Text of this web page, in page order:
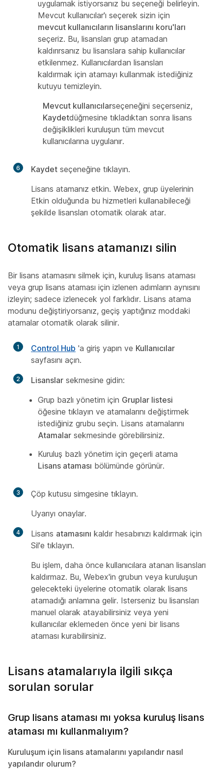
uygulamak istiyorsanız bu seçeneği belirleyin.
Mevcut kullanıcılar'ı seçerek sizin için
mevcut kullanıcıların lisanslarını koru'ları
seçeriz. Bu, lisansları grup atamadan
kaldırırsanız bu lisanslara sahip kullanıcılar
etkilenmez. Kullanıcılardan lisansları
kaldırmak için atamayı kullanmak istediğiniz
kutuyu temizleyin.
Mevcut kullanıcılarseçeneğini seçerseniz,
Kaydetdüğmesine tıkladıktan sonra lisans
değişiklikleri kuruluşun tüm mevcut
kullanıcılarına uygulanır.
6 Kaydet seçeneğine tıklayın.
Lisans atamanız etkin. Webex, grup üyelerinin
Etkin olduğunda bu hizmetleri kullanabileceği
şekilde lisansları otomatik olarak atar.
Otomatik lisans atamanızı silin
Bir lisans atamasını silmek için, kuruluş lisans ataması
veya grup lisans ataması için izlenen adımların aynısını
izleyin; sadece izlenecek yol farklıdır. Lisans atama
modunu değiştiriyorsanız, geçiş yaptığınız moddaki
atamalar otomatik olarak silinir.
1 Control Hub 'a giriş yapın ve Kullanıcılar
sayfasını açın.
2 Lisanslar sekmesine gidin:
Grup bazlı yönetim için Gruplar listesi
öğesine tıklayın ve atamalarını değiştirmek
istediğiniz grubu seçin. Lisans atamalarını
Atamalar sekmesinde görebilirsiniz.
Kuruluş bazlı yönetim için geçerli atama
Lisans ataması bölümünde görünür.
3
Çöp kutusu simgesine tıklayın.
Uyarıyı onaylar.
4 Lisans atamasını kaldır hesabınızı kaldırmak için
Sil'e tıklayın.
Bu işlem, daha önce kullanıcılara atanan lisansları
kaldırmaz. Bu, Webex'in grubun veya kuruluşun
gelecekteki üyelerine otomatik olarak lisans
atamadığı anlamına gelir. Isterseniz bu lisansları
manuel olarak atayabilirsiniz veya yeni
kullanıcılar eklemeden önce yeni bir lisans
ataması kurabilirsiniz.
Lisans atamalarıyla ilgili sıkça
sorulan sorular
Grup lisans ataması mı yoksa kuruluş lisans
ataması mı kullanmalıyım?
Kuruluşum için lisans atamalarını yapılandır nasıl
yapılandır olurum?